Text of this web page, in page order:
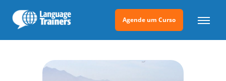
Agende um Curso